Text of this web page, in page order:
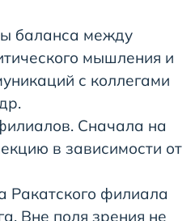
баланса между
мышления и
с коллегами
Сначала на
в зависимости от
Ракатского филиала
Вне поля зрения не